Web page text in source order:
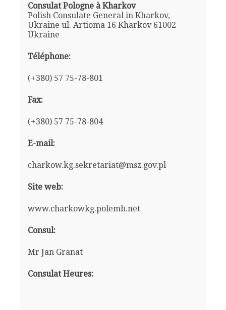
Consulat Pologne à Kharkov
Polish Consulate General in Kharkov,
Ukraine ul. Artioma 16 Kharkov 61002
Ukraine
Téléphone:
(+380) 57 75-78-801
Fax:
(+380) 57 75-78-804
E-mail:
charkow.kg.sekretariat@msz.gov.pl
Site web:
www.charkowkg.polemb.net
Consul:
Mr Jan Granat
Consulat Heures: